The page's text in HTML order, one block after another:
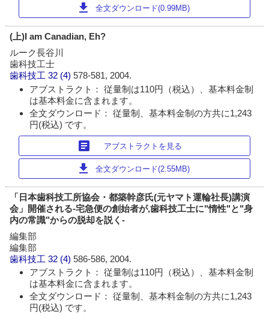
download 全文ダウンロード(0.99MB)
(上)I am Canadian, Eh?
ルーク長谷川
歯科技工士
歯科技工 32 (4)578-581, 2004.
アブストラクト： 従量制は110円（税込）、基本料金制
は基本料金に含まれます。
全文ダウンロード： 従量制、基本料金制の方共に1,243
円(税込) です。
article アブストラクトを見る
download 全文ダウンロード(2.55MB)
「日本歯科技工所協会・都築幹彦氏(元ヤマト運輪社長)講演
会」開催される-宅急便の創始者が,歯科技工士に"惰性"と"身
内の常識"からの脱却を説く-
編集部
編集部
歯科技工 32 (4)586-586, 2004.
アブストラクト： 従量制は110円（税込）、基本料金制
は基本料金に含まれます。
全文ダウンロード： 従量制、基本料金制の方共に1,243
円(税込) です。